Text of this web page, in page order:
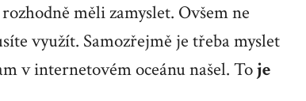
měli zamyslet. Ovšem ne
využít. Samozřejmě je třeba myslet
v internetovém oceánu našel. Toje